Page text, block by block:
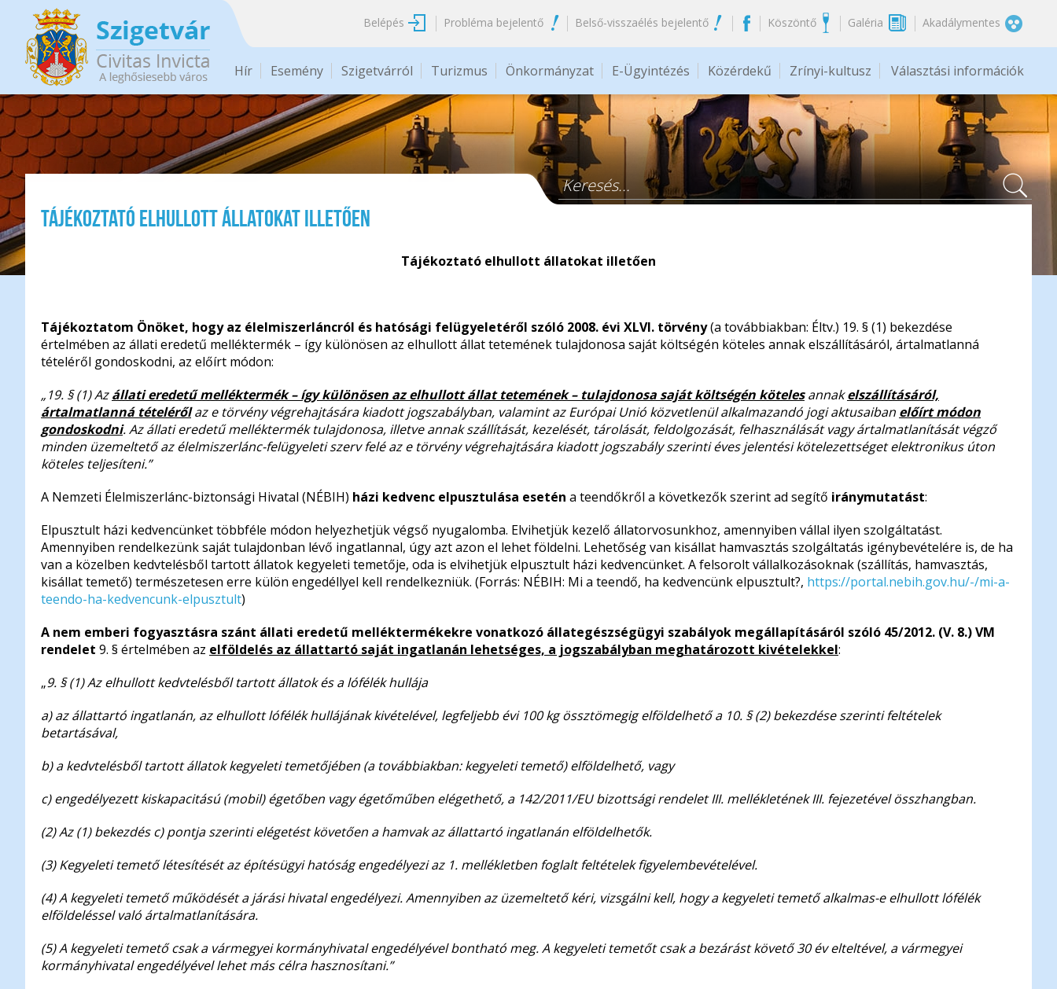
Ugrás a tartalomra
Belépés Probléma bejelentő Belső-visszaélés bejelentő Köszöntő Galéria Akadálymentes
Hír Esemény Szigetvárról Turizmus Önkormányzat E-Ügyintézés Közérdekű Zrínyi-kultusz Választási információk
Keresés űrlap
Tájékoztató elhullott állatokat illetően
Tájékoztató elhullott állatokat illetően
Tájékoztatom Önöket, hogy az élelmiszerláncról és hatósági felügyeletéről szóló 2008. évi XLVI. törvény(a továbbiakban: Éltv.) 19. § (1) bekezdése
értelmében az állati eredetű melléktermék – így különösen az elhullott állat tetemének tulajdonosa saját költségén köteles annak elszállításáról, ártalmatlanná
tételéről gondoskodni, az előírt módon:
„19. § (1) Azállati eredetű melléktermék – így különösen az elhullott állat tetemének – tulajdonosa saját költségén kötelesannakelszállításáról,
ártalmatlanná tételérőlaz e törvény végrehajtására kiadott jogszabályban, valamint az Európai Unió közvetlenül alkalmazandó jogi aktusaiban előírt módon
gondoskodni. Az állati eredetű melléktermék tulajdonosa, illetve annak szállítását, kezelését, tárolását, feldolgozását, felhasználását vagy ártalmatlanítását végző
minden üzemeltető az élelmiszerlánc-felügyeleti szerv felé az e törvény végrehajtására kiadott jogszabály szerinti éves jelentési kötelezettséget elektronikus úton
köteles teljesíteni.”
A Nemzeti Élelmiszerlánc-biztonsági Hivatal (NÉBIH) házi kedvenc elpusztulása esetén a teendőkről a következők szerint ad segítő iránymutatást:
Elpusztult házi kedvencünket többféle módon helyezhetjük végső nyugalomba. Elvihetjük kezelő állatorvosunkhoz, amennyiben vállal ilyen szolgáltatást.
Amennyiben rendelkezünk saját tulajdonban lévő ingatlannal, úgy azt azon el lehet földelni. Lehetőség van kisállat hamvasztás szolgáltatás igénybevételére is, de ha
van a közelben kedvtelésből tartott állatok kegyeleti temetője, oda is elvihetjük elpusztult házi kedvencünket. A felsorolt vállalkozásoknak (szállítás, hamvasztás,
kisállat temető) természetesen erre külön engedéllyel kell rendelkezniük. (Forrás: NÉBIH: Mi a teendő, ha kedvencünk elpusztult?, https://portal.nebih.gov.hu/-/mi-a-
teendo-ha-kedvencunk-elpusztult)
A nem emberi fogyasztásra szánt állati eredetű melléktermékekre vonatkozó állategészségügyi szabályok megállapításáról szóló 45/2012. (V. 8.) VM
rendelet 9. § értelmében az elföldelés az állattartó saját ingatlanán lehetséges, a jogszabályban meghatározott kivételekkel:
„9. § (1) Az elhullott kedvtelésből tartott állatok és a lófélék hullája
a) az állattartó ingatlanán, az elhullott lófélék hullájának kivételével, legfeljebb évi 100 kg össztömegig elföldelhető a 10. § (2) bekezdése szerinti feltételek
betartásával,
b) a kedvtelésből tartott állatok kegyeleti temetőjében (a továbbiakban: kegyeleti temető) elföldelhető, vagy
c) engedélyezett kiskapacitású (mobil) égetőben vagy égetőműben elégethető, a 142/2011/EU bizottsági rendelet III. mellékletének III. fejezetével összhangban.
(2) Az (1) bekezdés c) pontja szerinti elégetést követően a hamvak az állattartó ingatlanán elföldelhetők.
(3) Kegyeleti temető létesítését az építésügyi hatóság engedélyezi az 1. mellékletben foglalt feltételek figyelembevételével.
(4) A kegyeleti temető működését a járási hivatal engedélyezi. Amennyiben az üzemeltető kéri, vizsgálni kell, hogy a kegyeleti temető alkalmas-e elhullott lófélék
elföldeléssel való ártalmatlanítására.
(5) A kegyeleti temető csak a vármegyei kormányhivatal engedélyével bontható meg. A kegyeleti temetőt csak a bezárást követő 30 év elteltével, a vármegyei
kormányhivatal engedélyével lehet más célra hasznosítani.”